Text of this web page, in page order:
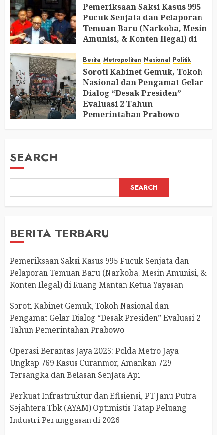
Pemeriksaan Saksi Kasus 995
Pucuk Senjata dan Pelaporan
Temuan Baru (Narkoba, Mesin
Amunisi, & Konten Ilegal) di
AUGUST 6, 2026 0
Berita Metropolitan Nasional Politik
Soroti Kabinet Gemuk, Tokoh
Nasional dan Pengamat Gelar
Dialog “Desak Presiden”
Evaluasi 2 Tahun
Pemerintahan Prabowo
SEARCH
SEARCH
BERITA TERBARU
Pemeriksaan Saksi Kasus 995 Pucuk Senjata dan
Pelaporan Temuan Baru (Narkoba, Mesin Amunisi, &
Konten Ilegal) di Ruang Mantan Ketua Yayasan
Soroti Kabinet Gemuk, Tokoh Nasional dan
Pengamat Gelar Dialog “Desak Presiden” Evaluasi 2
Tahun Pemerintahan Prabowo
Operasi Berantas Jaya 2026: Polda Metro Jaya
Ungkap 769 Kasus Curanmor, Amankan 729
Tersangka dan Belasan Senjata Api
Perkuat Infrastruktur dan Efisiensi, PT Janu Putra
Sejahtera Tbk (AYAM) Optimistis Tatap Peluang
Industri Perunggasan di 2026